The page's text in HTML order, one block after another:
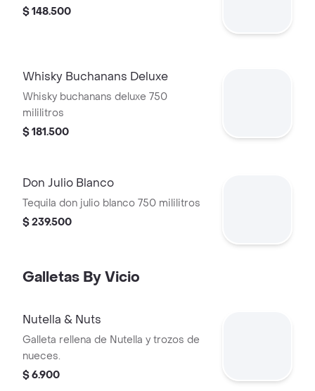
$ 148.500
Whisky Buchanans Deluxe
Whisky buchanans deluxe 750
mililitros
$ 181.500
Don Julio Blanco
Tequila don julio blanco 750 mililitros
$ 239.500
Galletas By Vicio
Nutella & Nuts
Galleta rellena de Nutella y trozos de
nueces.
$ 6.900